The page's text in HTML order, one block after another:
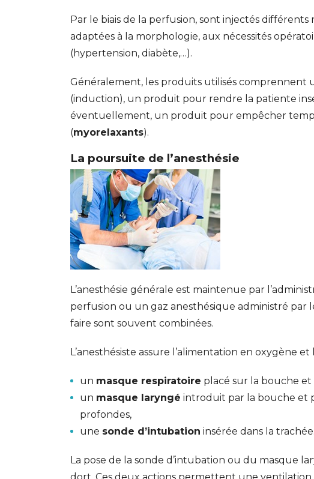
Par le biais de la perfusion, sont injectés différents
adaptées à la morphologie, aux nécessités
(hypertension, diabète,…).
Généralement, les produits utilisés comprennent
(induction), un produit pour rendre la patiente
éventuellement, un produit pour empêcher
(myorelaxants).
La poursuite de l’anesthésie
L’anesthésie générale est maintenue par
perfusion ou un gaz anesthésique administré par
faire sont souvent combinées.
L’anesthésiste assure l’alimentation en oxygène
un masque respiratoire placé sur la bouche et
un masque laryngé introduit par la bouche et
profondes,
une sonde d’intubation insérée dans la trachée.
La pose de la sonde d’intubation ou du masque